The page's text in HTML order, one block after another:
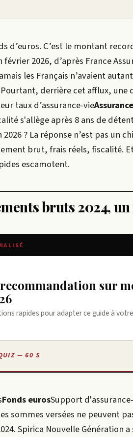
d’euros. C’est le montant
2026, d’après France
les Français n’avaient
derrière cet afflux, une
taux d’assurance-vie
s'allège après 8 ans de
2026 ? La réponse n’est pas un
brut, frais réels, fiscalité.
escamotent.
bruts 2024,
rapides pour adapter ce guide à
— 60 S
Fonds eurosSupport
sommes versées ne peuvent
Spirica Nouvelle Génération